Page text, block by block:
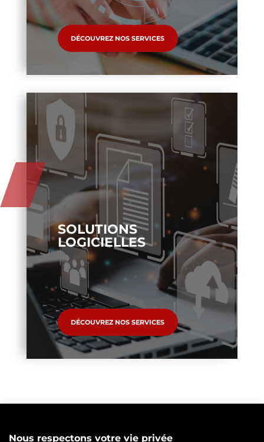
DÉCOUVREZ NOS SERVICES
SOLUTIONS
LOGICIELLES
DÉCOUVREZ NOS SERVICES